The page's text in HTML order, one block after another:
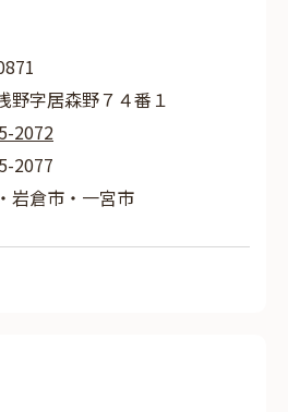
野字居森野７４番１
2072
2077
岩倉市・一宮市